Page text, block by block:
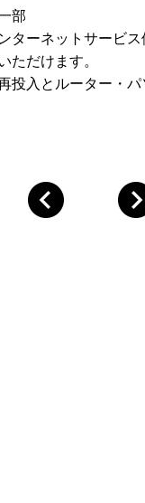
部
ターネットサービ
だけます。
入とルーター・パ